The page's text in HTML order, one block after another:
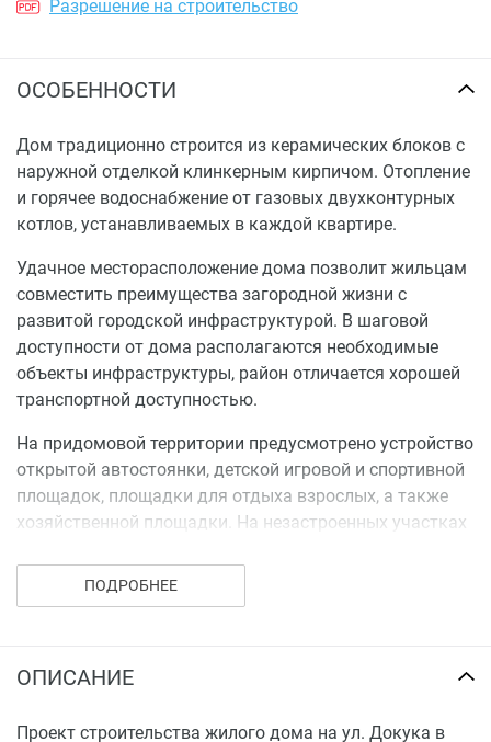
Разрешение на строительство
ОСОБЕННОСТИ
Дом традиционно строится из керамических блоков с
наружной отделкой клинкерным кирпичом. Отопление
и горячее водоснабжение от газовых двухконтурных
котлов, устанавливаемых в каждой квартире.
Удачное месторасположение дома позволит жильцам
совместить преимущества загородной жизни с
развитой городской инфраструктурой. В шаговой
доступности от дома располагаются необходимые
объекты инфраструктуры, район отличается хорошей
транспортной доступностью.
На придомовой территории предусмотрено устройство
открытой автостоянки, детской игровой и спортивной
площадок, площадки для отдыха взрослых, а также
хозяйственной площадки. На незастроенных участках
ПОДРОБНЕЕ
ОПИСАНИЕ
Проект строительства жилого дома на ул. Докука в